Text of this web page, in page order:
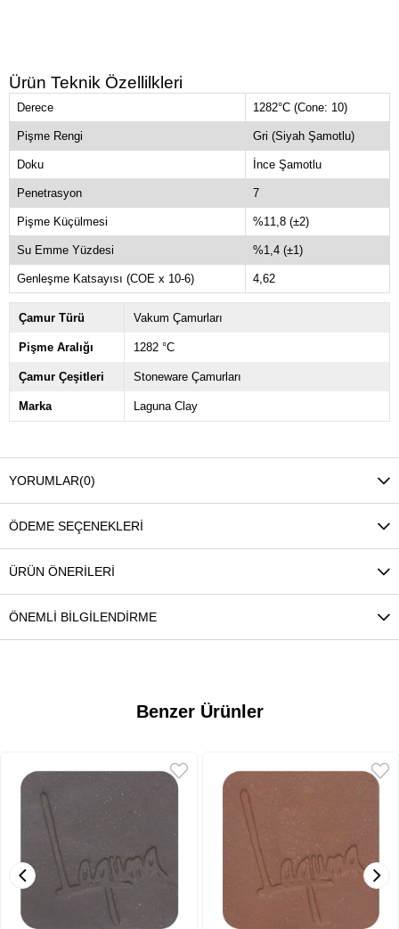
Ürün Teknik Özellilkleri
Derece 1282°C (Cone: 10)
Pişme Rengi Gri (Siyah Şamotlu)
Doku İnce Şamotlu
Penetrasyon 7
Pişme Küçülmesi %11,8 (±2)
Su Emme Yüzdesi %1,4 (±1)
Genleşme Katsayısı (COE x 10-6) 4,62
Çamur Türü Vakum Çamurları
Pişme Aralığı 1282 °C
Çamur Çeşitleri Stoneware Çamurları
Marka Laguna Clay
YORUMLAR(0)
ÖDEME SEÇENEKLERI
ÜRÜN ÖNERILERI
ÖNEMLI BILGILENDIRME
Benzer Ürünler